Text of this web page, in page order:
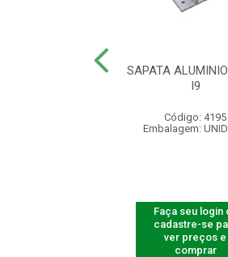
SAPATA
I9
Código: 4195
Embalagem:
Faça seu login
cadastre-se
ver preços e
comprar